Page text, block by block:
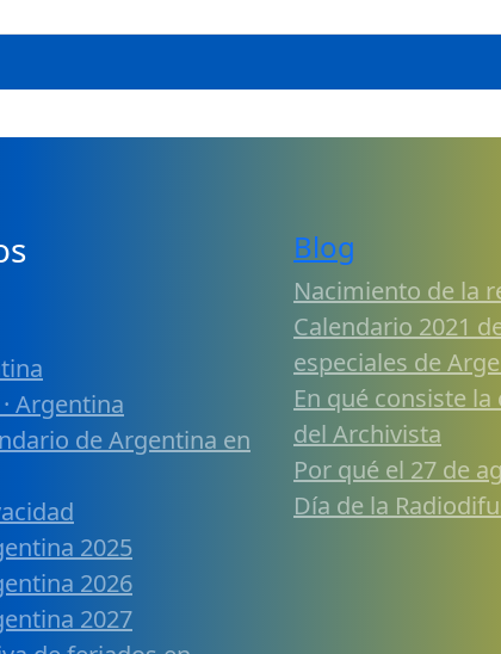
Argentina
de Argentina en
2025
2026
2027
Blog
Nacimiento de la
Calendario 2021
especiales de
En qué consiste
del Archivista
Por qué el 27 de
Día de la